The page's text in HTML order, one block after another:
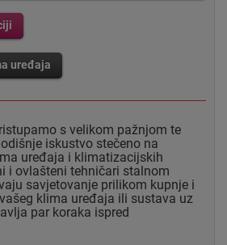
uređaja
s velikom pažnjom te
iskustvo stečeno na
uređaja i klimatizacijskih
i ovlašteni tehničari stalnom
savjetovanje prilikom kupnje i
klima uređaja ili sustava uz
par koraka ispred